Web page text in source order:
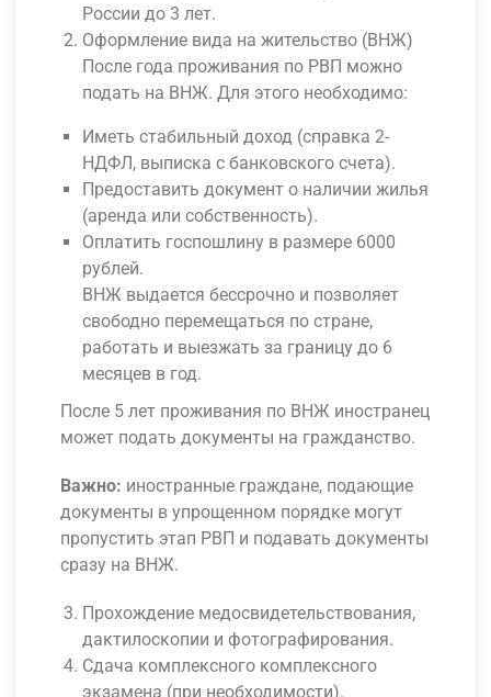
России до 3 лет.
Оформление вида на жительство (ВНЖ)
После года проживания по РВП можно
подать на ВНЖ. Для этого необходимо:
Иметь стабильный доход (справка 2-
НДФЛ, выписка с банковского счета).
Предоставить документ о наличии жилья
(аренда или собственность).
Оплатить госпошлину в размере 6000
рублей.
ВНЖ выдается бессрочно и позволяет
свободно перемещаться по стране,
работать и выезжать за границу до 6
месяцев в год.
После 5 лет проживания по ВНЖ иностранец
может подать документы на гражданство.
Важно: иностранные граждане, подающие
документы в упрощенном порядке могут
пропустить этап РВП и подавать документы
сразу на ВНЖ.
Прохождение медосвидетельствования,
дактилоскопии и фотографирования.
Сдача комплексного комплексного
экзамена (при необходимости).